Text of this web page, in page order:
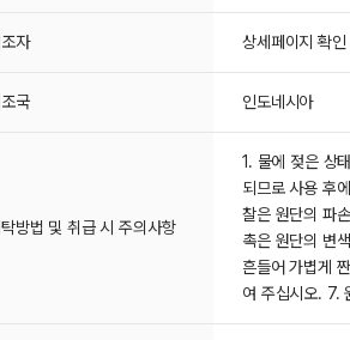
자 상세페이지 확인
국 인도네시아
방법 및 취급 시 주의사항
1. 물에 젖은 상
되므로 사용 후
찰은 원단의 파
촉은 원단의 변
흔들어 가볍게
여 주십시오. 7.